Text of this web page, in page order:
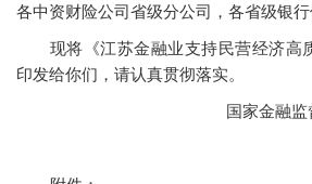
各中资财险公司省级分公司，各省级银行
现将《江苏金融业支持民营经济高
印发给你们，请认真贯彻落实。
国家金融